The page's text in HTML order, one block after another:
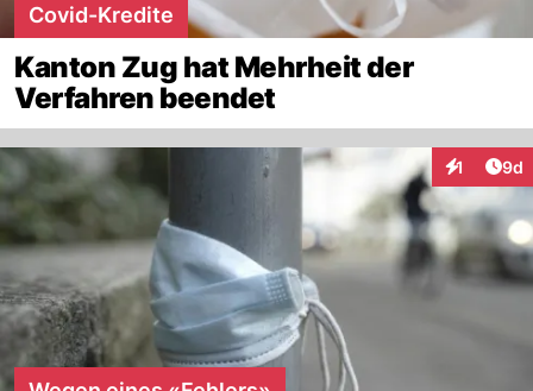
Covid-Kredite
Kanton Zug hat Mehrheit der
Verfahren beendet
1 9d